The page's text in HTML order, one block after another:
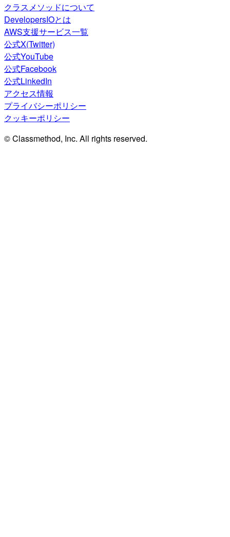
クラスメソッドについて
DevelopersIOとは
AWS支援サービス一覧
公式X(Twitter)
公式YouTube
公式Facebook
公式LinkedIn
アクセス情報
プライバシーポリシー
クッキーポリシー
© Classmethod, Inc. All rights reserved.